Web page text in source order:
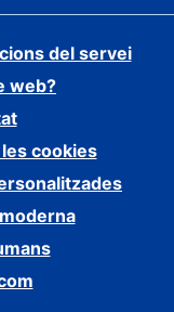
del servei
web?
cookies